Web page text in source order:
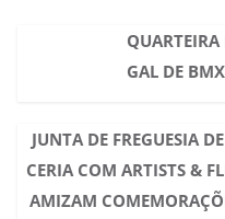
QUARTEIRA
GAL DE BMX
JUNTA DE FREGUESIA
CERIA COM ARTISTS &
AMIZAM